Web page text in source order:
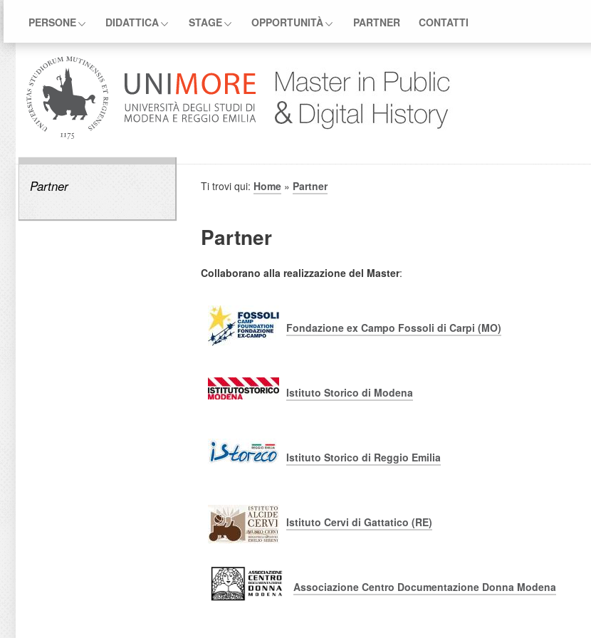
PERSONE DIDATTICA STAGE OPPORTUNITÀ PARTNER CONTATTI
Partner Ti trovi qui: Home » Partner
Partner
Collaborano alla realizzazione del Master:
Fondazione ex Campo Fossoli di Carpi (MO)
Istituto Storico di Modena
Istituto Storico di Reggio Emilia
Istituto Cervi di Gattatico (RE)
Associazione Centro Documentazione Donna Modena